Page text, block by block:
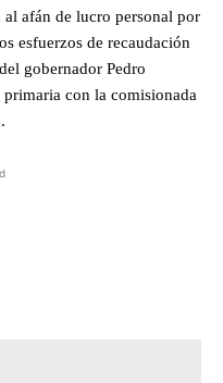
afán de lucro personal por
esfuerzos de recaudación
gobernador Pedro
con la comisionada